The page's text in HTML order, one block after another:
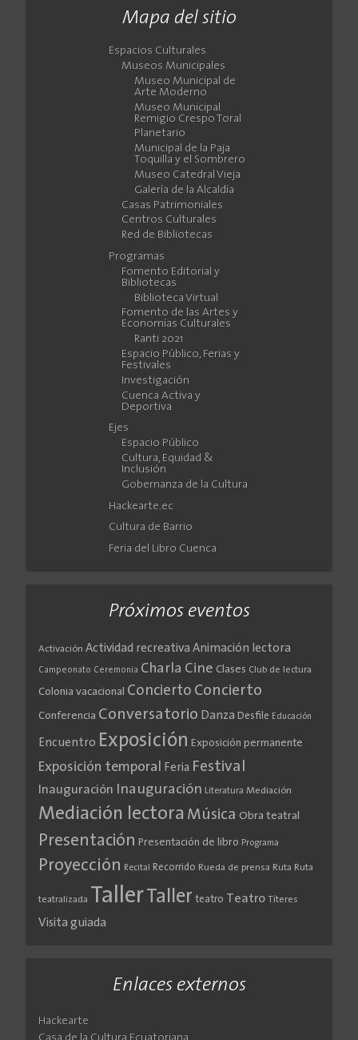
Mapa del sitio
Espacios Culturales
Museos Municipales
Museo Municipal de
Arte Moderno
Museo Municipal
Remigio Crespo Toral
Planetario
Municipal de la Paja
Toquilla y el Sombrero
Museo Catedral Vieja
Galería de la Alcaldía
Casas Patrimoniales
Centros Culturales
Red de Bibliotecas
Programas
Fomento Editorial y
Bibliotecas
Biblioteca Virtual
Fomento de las Artes y
Economías Culturales
Ranti 2021
Espacio Público, Ferias y
Festivales
Investigación
Cuenca Activa y
Deportiva
Ejes
Espacio Público
Cultura, Equidad &
Inclusión
Gobernanza de la Cultura
Hackearte.ec
Cultura de Barrio
Feria del Libro Cuenca
Próximos eventos
Activación Actividad recreativa Animación lectora
Campeonato Ceremonia Charla Cine Clases Club de lectura
Colonia vacacional Concierto Concierto
Conferencia Conversatorio Danza Desfile Educación
Encuentro Exposición Exposición permanente
Exposición temporal Feria Festival
Inauguración Inauguración Literatura Mediación
Mediación lectora Música Obra teatral
Presentación Presentación de libro Programa
Proyección Recital Recorrido Rueda de prensa Ruta Ruta
teatralizada TallerTaller teatro Teatro Títeres
Visita guiada
Enlaces externos
Hackearte